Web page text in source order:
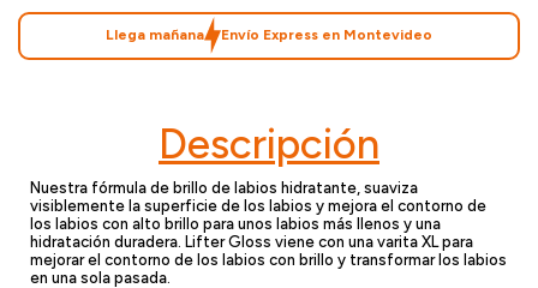
Llega mañana Envío Express en Montevideo
Descripción
Nuestra fórmula de brillo de labios hidratante, suaviza
visiblemente la superficie de los labios y mejora el contorno de
los labios con alto brillo para unos labios más llenos y una
hidratación duradera. Lifter Gloss viene con una varita XL para
mejorar el contorno de los labios con brillo y transformar los labios
en una sola pasada.